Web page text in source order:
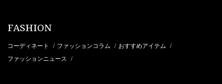
FASHION
コーディネート / ファッションコラム / おすすめアイテム /
ファッションニュース /